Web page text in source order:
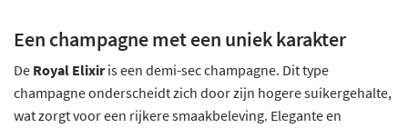
Een champagne met een uniek karakter
De Royal Elixiris een demi-sec champagne. Dit type
champagne onderscheidt zich door zijn hogere suikergehalte,
wat zorgt voor een rijkere smaakbeleving. Elegante en